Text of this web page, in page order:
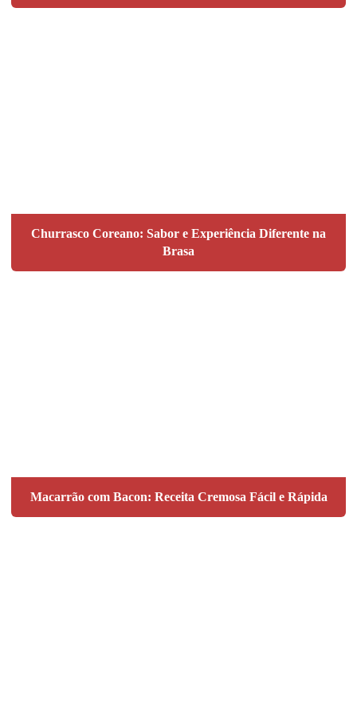
Churrasco Coreano: Sabor e Experiência Diferente na
Brasa
Macarrão com Bacon: Receita Cremosa Fácil e Rápida